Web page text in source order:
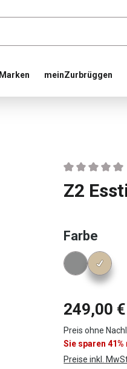
Marken meinZurbrüggen
Z2
Farbe
249,00 €
Preis ohne
Sie sparen
Preise inkl.